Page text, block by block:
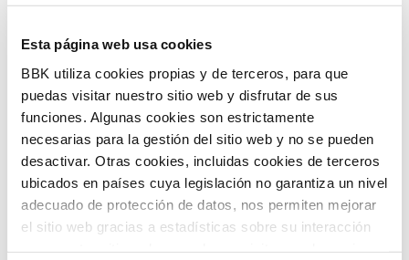
Esta página web usa cookies
BBK utiliza cookies propias y de terceros, para que
puedas visitar nuestro sitio web y disfrutar de sus
funciones. Algunas cookies son estrictamente
necesarias para la gestión del sitio web y no se pueden
desactivar. Otras cookies, incluidas cookies de terceros
ubicados en países cuya legislación no garantiza un nivel
adecuado de protección de datos, nos permiten mejorar
el sitio web gracias a estadísticas sobre su interacción
El Gobierno de España, el Gobierno Vasco, el